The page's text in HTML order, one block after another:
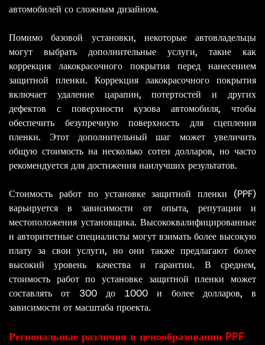
автомобилей со сложным дизайном.
Помимо базовой установки, некоторые автовладельцы
могут выбрать дополнительные услуги, такие как
коррекция лакокрасочного покрытия перед нанесением
защитной пленки. Коррекция лакокрасочного покрытия
включает удаление царапин, потертостей и других
дефектов с поверхности кузова автомобиля, чтобы
обеспечить безупречную поверхность для сцепления
пленки. Этот дополнительный шаг может увеличить
общую стоимость на несколько сотен долларов, но часто
рекомендуется для достижения наилучших результатов.
Стоимость работ по установке защитной пленки (PPF)
варьируется в зависимости от опыта, репутации и
местоположения установщика. Высококвалифицированные
и авторитетные специалисты могут взимать более высокую
плату за свои услуги, но они также предлагают более
высокий уровень качества и гарантии. В среднем,
стоимость работ по установке защитной пленки может
составлять от 300 до 1000 и более долларов, в
зависимости от масштаба проекта.
Региональные различия в ценообразовании PPF